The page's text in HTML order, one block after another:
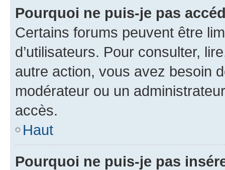
Pourquoi ne puis-je pas
Certains forums peuvent être
d’utilisateurs. Pour consulter,
autre action, vous avez besoin
modérateur ou un
accès.
Haut
Pourquoi ne puis-je pas